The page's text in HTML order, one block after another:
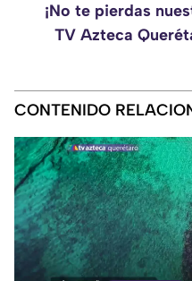
¡No te pierdas
TV Azteca
CONTENIDO